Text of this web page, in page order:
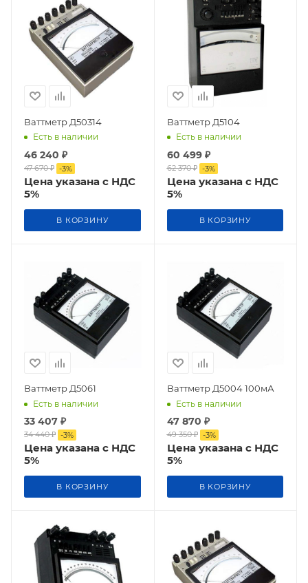
Ваттметр Д50314
Есть в наличии
46 240 ₽
47 670₽ -3%
Цена указана с НДС
5%
В КОРЗИНУ
Ваттметр Д5104
Есть в наличии
60 499₽
62 370₽ -3%
Цена указана с НДС
5%
В КОРЗИНУ
Ваттметр Д5061
Есть в наличии
33 407 ₽
34 440₽ -3%
Цена указана с НДС
5%
В КОРЗИНУ
Ваттметр Д5004 100мА
Есть в наличии
47 870 ₽
49 350₽ -3%
Цена указана с НДС
5%
В КОРЗИНУ